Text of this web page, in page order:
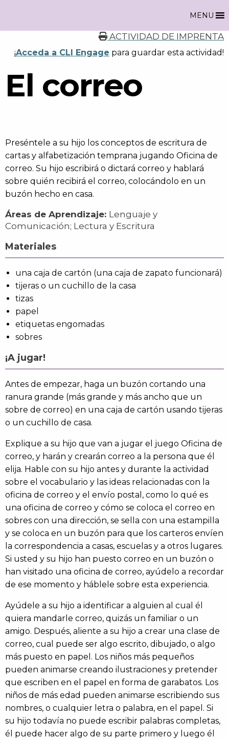
MENU
ACTIVIDAD DE IMPRENTA
¡Acceda a CLI Engage para guardar esta actividad!
El correo
Preséntele a su hijo los conceptos de escritura de
cartas y alfabetización temprana jugando Oficina de
correo. Su hijo escribirá o dictará correo y hablará
sobre quién recibirá el correo, colocándolo en un
buzón hecho en casa.
Áreas de Aprendizaje: Lenguaje y
Comunicación; Lectura y Escritura
Materiales
una caja de cartón (una caja de zapato funcionará)
tijeras o un cuchillo de la casa
tizas
papel
etiquetas engomadas
sobres
¡A jugar!
Antes de empezar, haga un buzón cortando una
ranura grande (más grande y más ancho que un
sobre de correo) en una caja de cartón usando tijeras
o un cuchillo de casa.
Explique a su hijo que van a jugar el juego Oficina de
correo, y harán y crearán correo a la persona que él
elija. Hable con su hijo antes y durante la actividad
sobre el vocabulario y las ideas relacionadas con la
oficina de correo y el envío postal, como lo qué es
una oficina de correo y cómo se coloca el correo en
sobres con una dirección, se sella con una estampilla
y se coloca en un buzón para que los carteros envíen
la correspondencia a casas, escuelas y a otros lugares.
Si usted y su hijo han puesto correo en un buzón o
han visitado una oficina de correo, ayúdelo a recordar
de ese momento y háblele sobre esta experiencia.
Ayúdele a su hijo a identificar a alguien al cual él
quiera mandarle correo, quizás un familiar o un
amigo. Después, aliente a su hijo a crear una clase de
correo, cual puede ser algo escrito, dibujado, o algo
más puesto en papel. Los niños más pequeños
pueden animarse creando ilustraciones y pretender
que escriben en el papel en forma de garabatos. Los
niños de más edad pueden animarse escribiendo sus
nombres, o cualquier letra o palabra, en el papel. Si
su hijo todavía no puede escribir palabras completas,
él puede hacer algo de su parte primero y luego él